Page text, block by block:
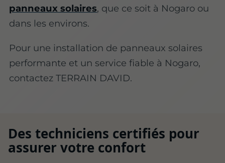
panneaux solaires, que ce soit à Nogaro ou
dans les environs.
Pour une installation de panneaux solaires
performante et un service fiable à Nogaro,
contactez TERRAIN DAVID.
Des techniciens certifiés pour
assurer votre confort